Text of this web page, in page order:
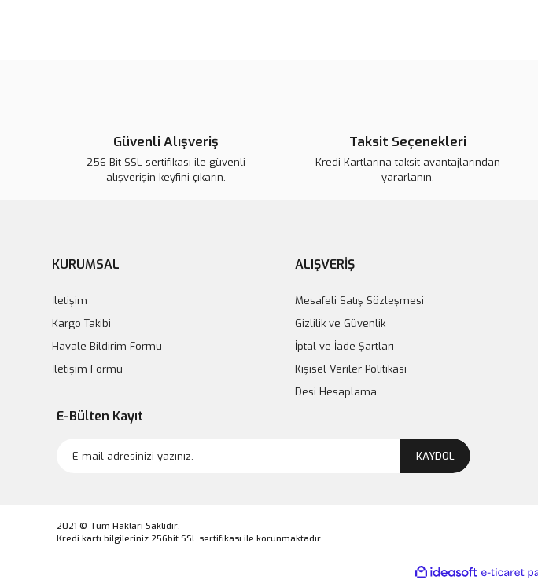
Güvenli Alışveriş
256 Bit SSL sertifikası ile güvenli
alışverişin keyfini çıkarın.
Taksit Seçenekleri
Kredi Kartlarına taksit avantajlarından
yararlanın.
KURUMSAL
İletişim
Kargo Takibi
Havale Bildirim Formu
İletişim Formu
ALIŞVERİŞ
Mesafeli Satış Sözleşmesi
Gizlilik ve Güvenlik
İptal ve İade Şartları
Kişisel Veriler Politikası
Desi Hesaplama
E-Bülten Kayıt
KAYDOL
2021 © Tüm Hakları Saklıdır.
Kredi kartı bilgileriniz 256bit SSL sertifikası ile korunmaktadır.
ideasoft